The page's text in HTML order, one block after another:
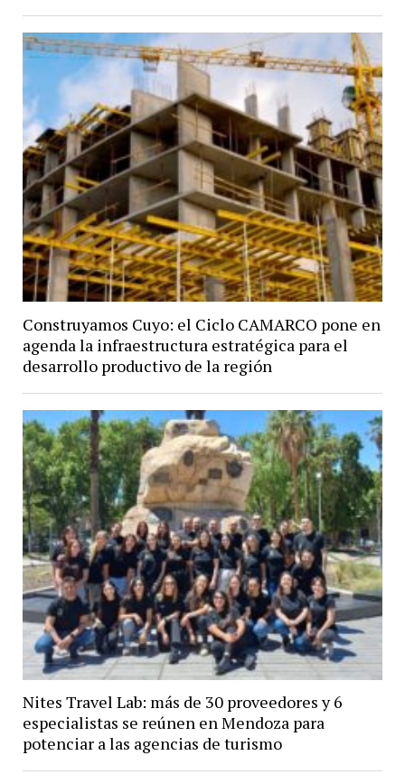
Construyamos Cuyo: el Ciclo CAMARCO pone en
agenda la infraestructura estratégica para el
desarrollo productivo de la región
Nites Travel Lab: más de 30 proveedores y 6
especialistas se reúnen en Mendoza para
potenciar a las agencias de turismo